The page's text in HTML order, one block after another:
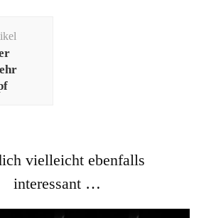
vielleicht ebenfalls
interessant …